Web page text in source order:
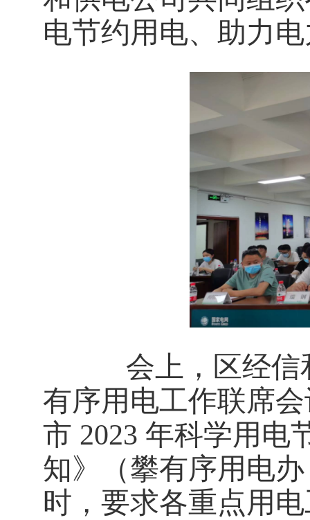
电节约用电、助力
会上，区经
有序用电工作联席
市 2023 年科学用电
知》（攀有序用电
时，要求各重点用